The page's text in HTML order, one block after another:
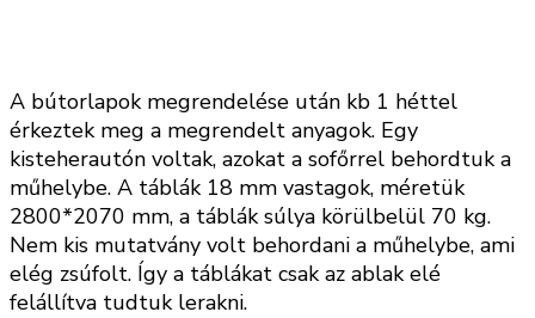
A bútorlapok megrendelése után kb 1 héttel
érkeztek meg a megrendelt anyagok. Egy
kisteherautón voltak, azokat a sofőrrel behordtuk a
műhelybe. A táblák 18 mm vastagok, méretük
2800*2070 mm, a táblák súlya körülbelül 70 kg.
Nem kis mutatvány volt behordani a műhelybe, ami
elég zsúfolt. Így a táblákat csak az ablak elé
felállítva tudtuk lerakni.